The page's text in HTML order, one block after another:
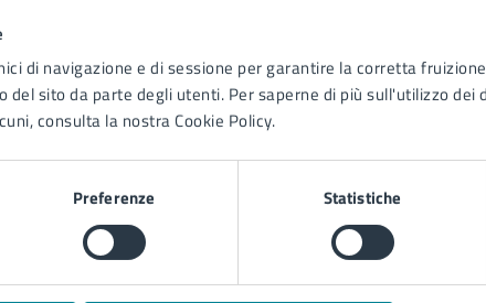
di navigazione e di sessione per garantire la corretta
del sito da parte degli utenti. Per saperne di più sull'utilizzo dei
consulta la nostra Cookie Policy.
Preferenze Statistiche
di
Comunicazione
Sant'Antonio 11 - Jesolo (VE),